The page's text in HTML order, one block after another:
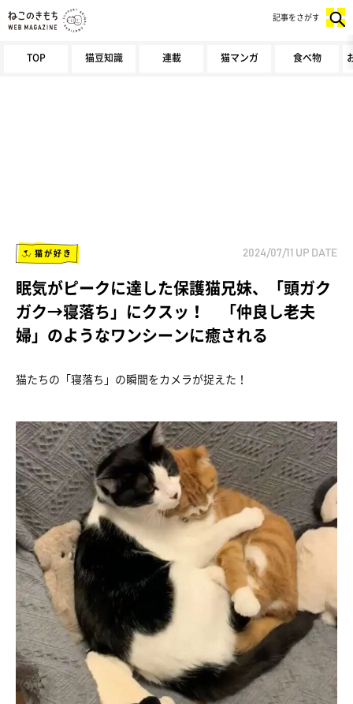
TOP 猫豆知識 連載 猫マンガ 食べ物
記事をさがす
猫が好き 2024/07/11 UP DATE
眠気がピークに達した保護猫兄妹、「頭ガク
ガク→寝落ち」にクスッ！ 「仲良し老夫
婦」のようなワンシーンに癒される
猫たちの「寝落ち」の瞬間をカメラが捉えた！